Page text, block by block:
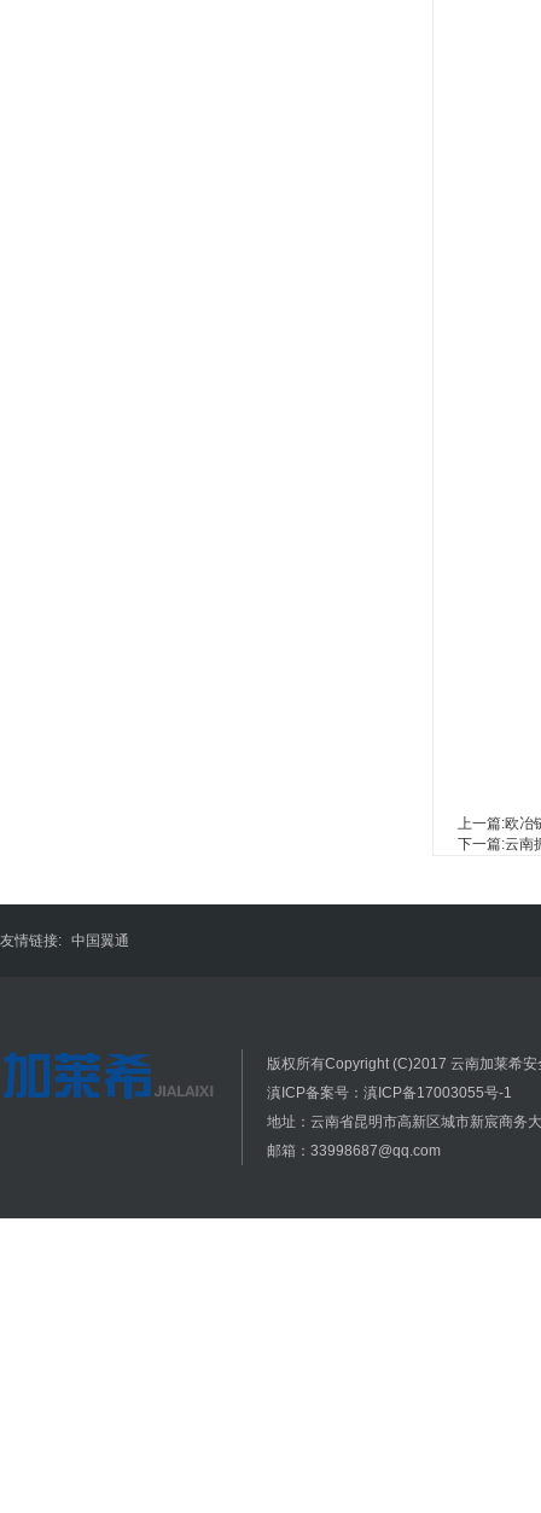
上一篇:欧冶
下一篇:云南
友情链接: 中国翼通
版权所有Copyright (C)2017 云南加莱希
滇ICP备案号：滇ICP备17003055号-1
地址：云南省昆明市高新区城市新宸商务
邮箱：33998687@qq.com